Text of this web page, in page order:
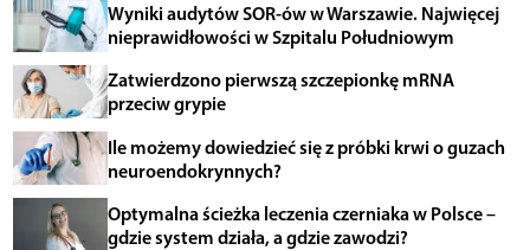
Wyniki audytów SOR-ów w Warszawie. Najwięcej
nieprawidłowości w Szpitalu Południowym
Zatwierdzono pierwszą szczepionkę mRNA
przeciw grypie
Ile możemy dowiedzieć się z próbki krwi o guzach
neuroendokrynnych?
Optymalna ścieżka leczenia czerniaka w Polsce –
gdzie system działa, a gdzie zawodzi?